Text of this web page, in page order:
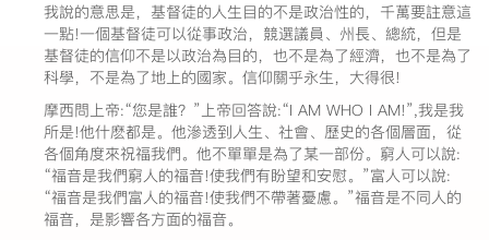
我說的意思是，基督徒的人生目的不是政治性的，千萬要註意這
一點!一個基督徒可以從事政治，競選議員、州長、總統，但是
基督徒的信仰不是以政治為目的，也不是為了經濟，也不是為了
科學，不是為了地上的國家。信仰關乎永生，大得很!
摩西問上帝:“您是誰？”上帝回答說:“I AM WHO I AM!”,我是我
所是!他什麽都是。他滲透到人生、社會、歷史的各個層面，從
各個角度來祝福我們。他不單單是為了某一部份。窮人可以說:
“福音是我們窮人的福音!使我們有盼望和安慰。”富人可以說:
“福音是我們富人的福音!使我們不帶著憂慮。”福音是不同人的
福音，是影響各方面的福音。